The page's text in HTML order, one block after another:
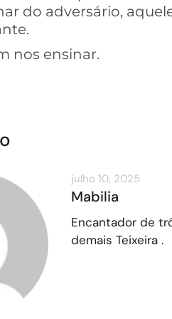
do adversário,
nos ensinar.
julho 10, 2025
Mabilia
Encantador de
demais Teixeira .